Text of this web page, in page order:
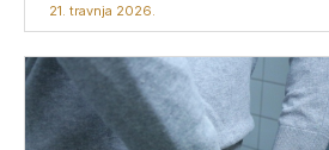
21. travnja 2026.